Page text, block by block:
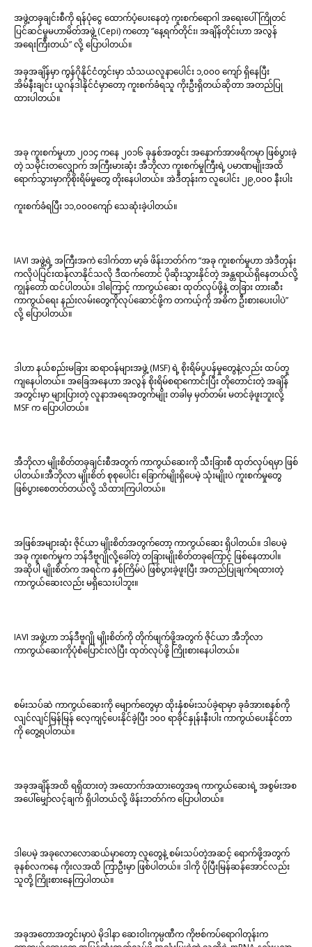
အဖွဲ့တခုချင်းစီကို ရန်ပုံငွေ ထောက်ပံ့ပေးနေတဲ့ ကူးစက်ရောဂါ အရေးပေါ် ကြိုတင်
ပြင်ဆင်မှုမဟာမိတ်အဖွဲ့ (Cepi) ကတော့ “နေ့ရက်တိုင်း၊ အချိန်တိုင်းဟာ အလွန်
အရေးကြီးတယ်” လို့ ပြောပါတယ်။
အခုအချိန်မှာ ကွန်ဂိုနိုင်ငံတွင်းမှာ သံသယလူနာပေါင်း ၁,၀၀၀ ကျော် ရှိနေပြီး
အိမ်နီးချင်း ယူဂန်ဒါနိုင်ငံမှာတော့ ကူးစက်ခံရသူ ကိုးဦးရှိတယ်ဆိုတာ အတည်ပြု
ထားပါတယ်။
အခု ကူးစက်မှုဟာ ၂၀၁၄ ကနေ ၂၀၁၆ ခုနှစ်အတွင်း အနောက်အာဖရိကမှာ ဖြစ်ပွားခဲ့
တဲ့ သမိုင်းတလျှောက် အကြီးမားဆုံး အီဘိုလာ ကူးစက်မှုကြီးရဲ့ ပမာဏမျိုးအထိ
ရောက်သွားမှာကိုစိုးရိမ်မှုတွေ တိုးနေပါတယ်။ အဲဒီတုန်းက လူပေါင်း ၂၉,၀၀၀ နီးပါး
ကူးစက်ခံရပြီး ၁၁,၀၀၀ကျော် သေဆုံးခဲ့ပါတယ်။
IAVI အဖွဲ့ရဲ့ အကြီးအကဲ ဒေါက်တာ မာ့ခ် ဖိန်းဘတ်ဂ်က “အခု ကူးစက်မှုဟာ အဲဒီတုန်း
ကလိုပဲပြင်းထန်လာနိုင်သလို ဒီထက်တောင် ပိုဆိုးသွားနိုင်တဲ့ အန္တရာယ်ရှိနေတယ်လို့
ကျွန်တော် ထင်ပါတယ်။ ဒါကြောင့် ကာကွယ်ဆေး ထုတ်လုပ်ဖို့နဲ့ တခြား တားဆီး
ကာကွယ်ရေး နည်းလမ်းတွေကိုလုပ်ဆောင်ဖို့က တကယ့်ကို အဓိက ဦးစားပေးပါပဲ”
လို့ ပြောပါတယ်။
ဒါဟာ နယ်စည်းမခြား ဆရာဝန်များအဖွဲ့ (MSF) ရဲ့ စိုးရိမ်ပူပန်မှုတွေနဲ့လည်း ထပ်တူ
ကျနေပါတယ်။ အခြေအနေဟာ အလွန် စိုးရိမ်စရာကောင်းပြီး တိုတောင်းတဲ့ အချိန်
အတွင်းမှာ များပြားတဲ့ လူနာအရေအတွက်မျိုး တခါမှ မှတ်တမ်း မတင်ခဲ့ဖူးဘူးလို့
MSF က ပြောပါတယ်။
အီဘိုလာ မျိုးစိတ်တခုချင်းစီအတွက် ကာကွယ်ဆေးကို သီးခြားစီ ထုတ်လုပ်ရမှာ ဖြစ်
ပါတယ်။အီဘိုလာ မျိုးစိတ် စုစုပေါင်း ခြောက်မျိုးရှိပေမဲ့ သုံးမျိုးပဲ ကူးစက်မှုတွေ
ဖြစ်ပွားစေတတ်တယ်လို့ သိထားကြပါတယ်။
အဖြစ်အများဆုံး ဇိုင်ယာ မျိုးစိတ်အတွက်တော့ ကာကွယ်ဆေး ရှိပါတယ်။ ဒါပေမဲ့
အခု ကူးစက်မှုက ဘန်ဒီဗူဂျိုလို့ခေါ်တဲ့ တခြားမျိုးစိတ်တခုကြောင့် ဖြစ်နေတာပါ။
အဆိုပါ မျိုးစိတ်က အရင်က နှစ်ကြိမ်ပဲ ဖြစ်ပွားခဲ့ဖူးပြီး အတည်ပြုချက်ရထားတဲ့
ကာကွယ်ဆေးလည်း မရှိသေးပါဘူး။
IAVI အဖွဲ့ဟာ ဘန်ဒီဗူဂျို မျိုးစိတ်ကို တိုက်ဖျက်ဖို့အတွက် ဇိုင်ယာ အီဘိုလာ
ကာကွယ်ဆေးကိုပုံစံပြောင်းလဲပြီး ထုတ်လုပ်ဖို့ ကြိုးစားနေပါတယ်။
စမ်းသပ်ဆဲ ကာကွယ်ဆေးကို မျောက်တွေမှာ ထိုးနှံစမ်းသပ်ခဲ့ရာမှာ ခုခံအားစနစ်ကို
လျင်လျင်မြန်မြန် လေ့ကျင့်ပေးနိုင်ခဲ့ပြီး ၁၀၀ ရာခိုင်နှုန်းနီးပါး ကာကွယ်ပေးနိုင်တာ
ကို တွေ့ရပါတယ်။
အခုအချိန်အထိ ရရှိထားတဲ့ အထောက်အထားတွေအရ ကာကွယ်ဆေးရဲ့ အစွမ်းအစ
အပေါ်မျှော်လင့်ချက် ရှိပါတယ်လို့ ဖိန်းဘတ်ဂ်က ပြောပါတယ်။
ဒါပေမဲ့ အခုလောလောဆယ်မှာတော့ လူတွေနဲ့ စမ်းသပ်တဲ့အဆင့် ရောက်ဖို့အတွက်
ခုနစ်လကနေ ကိုးလအထိ ကြာဦးမှာ ဖြစ်ပါတယ်။ ဒါကို ပိုပြီးမြန်ဆန်အောင်လည်း
သူတို့ ကြိုးစားနေကြပါတယ်။
အခုအတောအတွင်းမှာပဲ မိုဒါနာ ဆေးဝါးကုမ္ပဏီက ကိုဗစ်ကပ်ရောဂါတုန်းက